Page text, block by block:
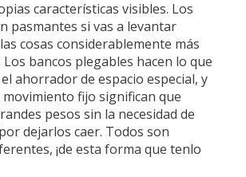
características visibles. Los
pasmantes si vas a levantar
cosas considerablemente más
bancos plegables hacen lo que
ahorrador de espacio especial, y
movimiento fijo significan que
pesos sin la necesidad de
dejarlos caer. Todos son
¡de esta forma que tenlo